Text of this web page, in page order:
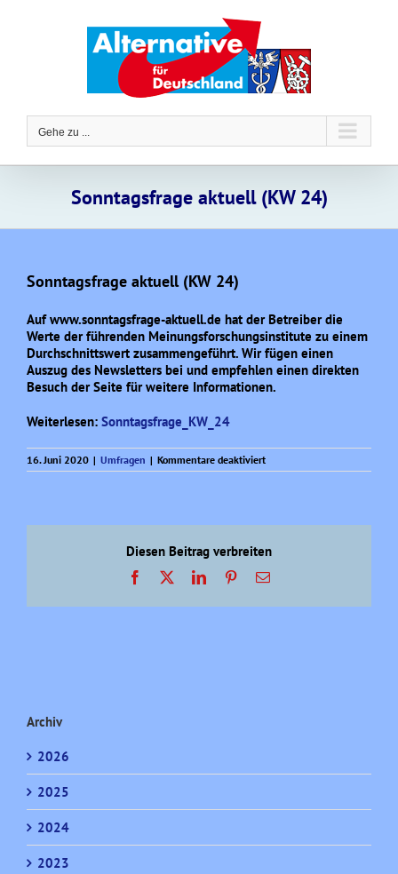
Gehe zu ...
Sonntagsfrage aktuell (KW 24)
Sonntagsfrage aktuell (KW 24)
Auf www.sonntagsfrage-aktuell.de hat der Betreiber die
Werte der führenden Meinungsforschungsinstitute zu einem
Durchschnittswert zusammengeführt. Wir fügen einen
Auszug des Newsletters bei und empfehlen einen direkten
Besuch der Seite für weitere Informationen.
Weiterlesen: Sonntagsfrage_KW_24
16. Juni 2020 | Umfragen | Kommentare deaktiviertfür
Sonntagsfrage
Diesen Beitrag verbreiten
Facebook LinkedInPinterest
E-
Archiv
2026
2025
2024
2023